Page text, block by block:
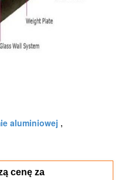
aluminiowej ,
cenę za